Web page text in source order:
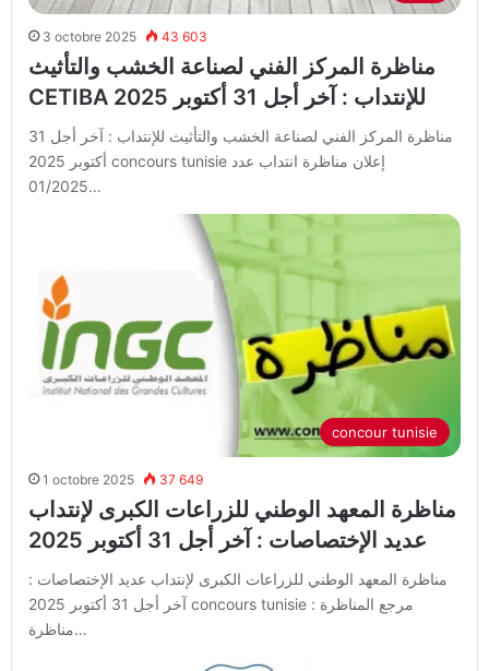
3 octobre 2025 43 603
مناظرة المركز الفني لصناعة الخشب والتأثيث
CETIBA للإنتداب : آخر أجل 31 أكتوبر 2025
مناظرة المركز الفني لصناعة الخشب والتأثيث للإنتداب : آخر أجل 31
أكتوبر 2025 concours tunisie إعلان مناظرة انتداب عدد
01/2025…
concour tunisie
1 octobre 2025 37 649
مناظرة المعهد الوطني للزراعات الكبرى لإنتداب
عديد الإختصاصات : آخر أجل 31 أكتوبر 2025
مناظرة المعهد الوطني للزراعات الكبرى لإنتداب عديد الإختصاصات :
آخر أجل 31 أكتوبر 2025 concours tunisie مرجع المناظرة :
مناظرة…